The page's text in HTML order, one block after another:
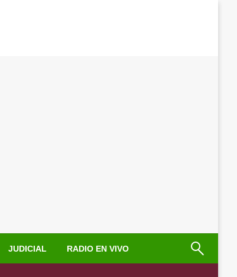
JUDICIAL RADIO EN VIVO